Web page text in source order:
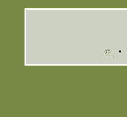
©
•